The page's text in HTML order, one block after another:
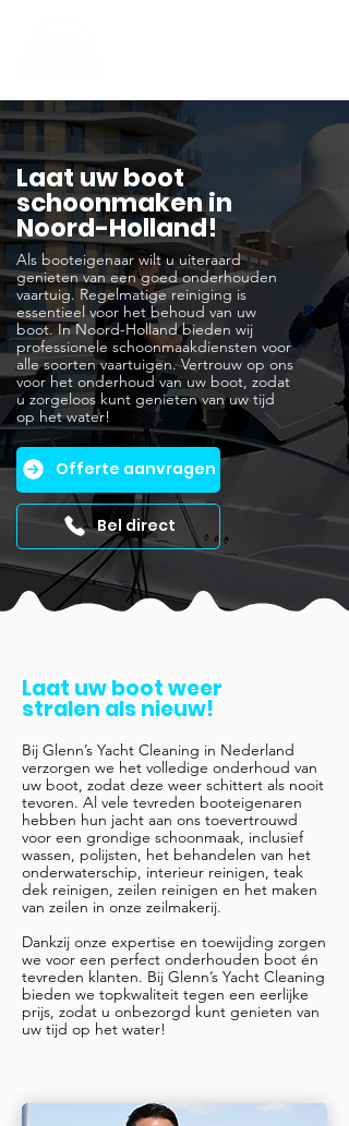
Laat uw boot
schoonmaken in
Noord-Holland!
Als booteigenaar wilt u uiteraard
genieten van een goed onderhouden
vaartuig. Regelmatige reiniging is
essentieel voor het behoud van uw
boot. In Noord-Holland bieden wij
professionele schoonmaakdiensten voor
alle soorten vaartuigen. Vertrouw op ons
voor het onderhoud van uw boot, zodat
u zorgeloos kunt genieten van uw tijd
op het water!
Offerte aanvragen
Bel direct
Laat uw boot weer
stralen als nieuw!
Bij Glenn’s Yacht Cleaning in Nederland
verzorgen we het volledige onderhoud van
uw boot, zodat deze weer schittert als nooit
tevoren. Al vele tevreden booteigenaren
hebben hun jacht aan ons toevertrouwd
voor een grondige schoonmaak, inclusief
wassen, polijsten, het behandelen van het
onderwaterschip, interieur reinigen, teak
dek reinigen, zeilen reinigen en het maken
van zeilen in onze zeilmakerij.
Dankzij onze expertise en toewijding zorgen
we voor een perfect onderhouden boot én
tevreden klanten. Bij Glenn’s Yacht Cleaning
bieden we topkwaliteit tegen een eerlijke
prijs, zodat u onbezorgd kunt genieten van
uw tijd op het water!